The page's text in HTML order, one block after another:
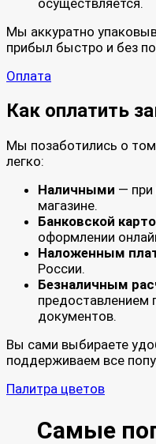
осуществляется.
Мы аккуратно
прибыл быстро и без
Оплата
Как оплатить
Мы позаботились о
легко:
Наличными — при
магазине.
Банковской
оформлении
Наложенным
России.
Безналичным
предоставлением
документов.
Вы сами выбираете
поддерживаем все
Палитра цветов
Самые